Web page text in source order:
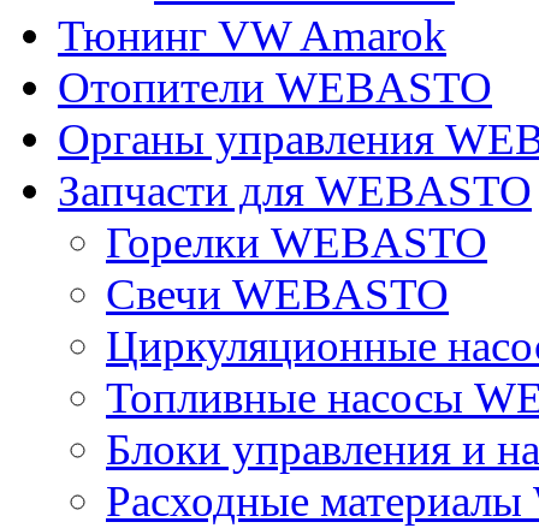
Тюнинг VW Amarok
Отопители WEBASTO
Органы управления
Запчасти для WEBASTO
Горелки WEBASTO
Свечи WEBASTO
Циркуляционные
Топливные насосы
Блоки управления и
Расходные